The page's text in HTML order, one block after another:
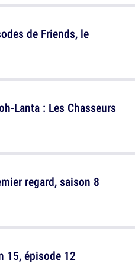
Lanta : Les Chasseurs
15, épisode 12
de Friends, le
regard, saison 8